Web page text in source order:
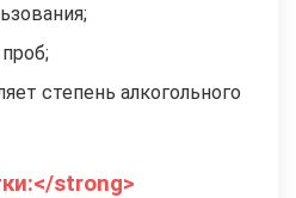
степень алкогольного
strong>